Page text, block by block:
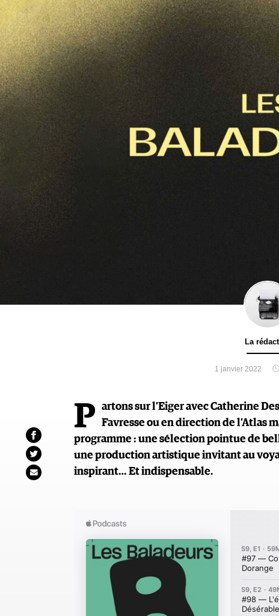
La
1 janvier 2022
P artons sur l’Eiger avec Catherine
Favresse ou en direction de l’Atlas
programme : une sélection pointue de
une production artistique invitant au
inspirant… Et indispensable.